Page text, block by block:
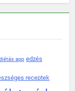
app edzés
receptek